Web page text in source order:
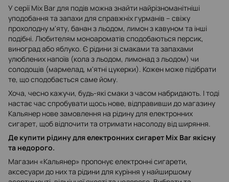
У серії Mix Bar для подів можна знайти найрізноманітніші
уподобання та запахи для справжніх гурманів – свіжу
прохолодну м'яту, банан з льодом, лимон з кавуном та інші
подібні. Любителям моноароматів сподобаються персик,
виноград або яблуко. Є рідини зі смаками та запахами
улюблених напоїв (кола з льодом, лимонад з льодом) чи
солодощів (мармелад, м'ятні цукерки). Кожен може підібрати
те, що сподобається саме йому.
Хоча, чесно кажучи, будь-які смаки з часом набридають. І тоді
настає час спробувати щось нове, відправивши до магазину
Кальянер нове замовлення на рідину для електронних
сигарет, щоб відпочити та отримати насолоду від ширяння.
Де купити рідину для електронних сигарет Mix Bar якісну
та недорого.
Магазин «Кальянер» пропонує електронні сигарети,
аксесуари до них та рідини для куріння у найширшому